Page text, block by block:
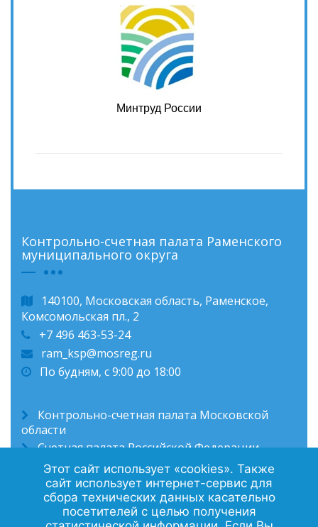
Минтруд России
Контрольно-счетная палата Раменского
муниципального округа
140100, Московская область, Раменское,
Комсомольская пл., 2
+7 496 463-53-24
ram_ksp@mosreg.ru
По будням, с 9:00 до 18:00
Контрольно-счетная палата Московской
области
Счетная палата Российской Федерации
Администрация Раменского муниципального
округа
Этот сайт использует «cookies». Также
сайт использует интернет-сервис для
сбора технических данных касательно
посетителей с целью получения